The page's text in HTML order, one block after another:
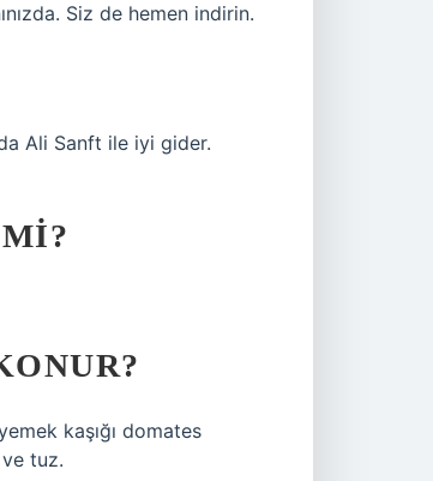
Siz de hemen indirin.
Ali Sanft ile iyi gider.
kaşığı domates
ve tuz.